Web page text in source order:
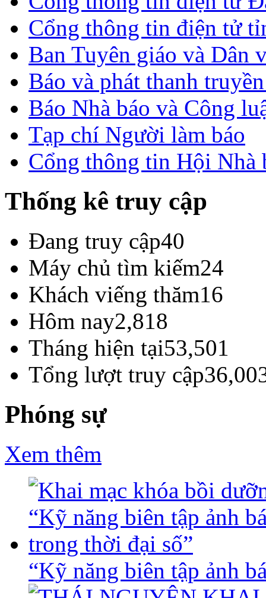
Cổng thông tin điện tử
Ban Tuyên giáo và Dân
Báo và phát thanh
Báo Nhà báo và Công
Tạp chí Người làm báo
Cổng thông tin Hội Nhà
Thống kê truy cập
Đang truy cập40
Máy chủ tìm kiếm24
Khách viếng thăm16
Hôm nay2,818
Tháng hiện tại53,501
Tổng lượt truy cập
Phóng sự
Xem thêm
“Kỹ năng biên tập ảnh